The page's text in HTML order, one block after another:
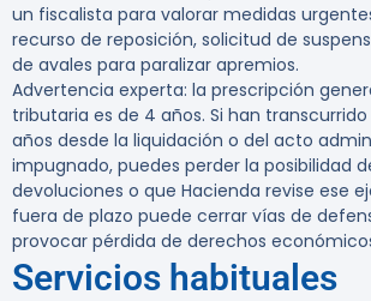
un fiscalista para valorar medidas
recurso de reposición, solicitud de
de avales para paralizar apremios.
Advertencia experta: la prescripción
tributaria es de 4 años. Si han
años desde la liquidación o del acto
impugnado, puedes perder la posibilidad
devoluciones o que Hacienda revise ese
fuera de plazo puede cerrar vías de
provocar pérdida de derechos
Servicios habituales